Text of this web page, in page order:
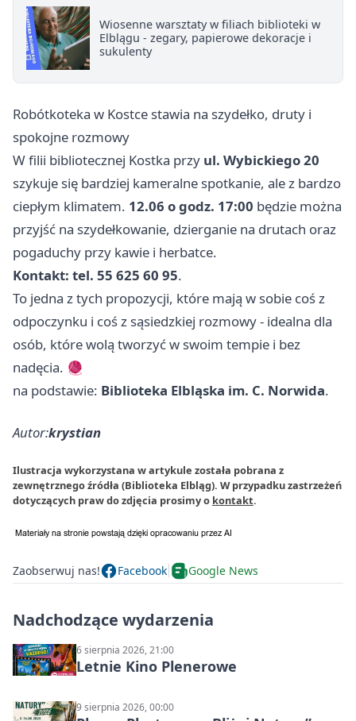
Wiosenne warsztaty w filiach biblioteki w
Elblągu - zegary, papierowe dekoracje i
sukulenty
Robótkoteka w Kostce stawia na szydełko, druty i
spokojne rozmowy
W filii bibliotecznej Kostka przy ul. Wybickiego 20
szykuje się bardziej kameralne spotkanie, ale z bardzo
ciepłym klimatem. 12.06 o godz. 17:00 będzie można
przyjść na szydełkowanie, dzierganie na drutach oraz
pogaduchy przy kawie i herbatce.
Kontakt: tel. 55 625 60 95.
To jedna z tych propozycji, które mają w sobie coś z
odpoczynku i coś z sąsiedzkiej rozmowy - idealna dla
osób, które wolą tworzyć w swoim tempie i bez
nadęcia. 🧶
na podstawie: Biblioteka Elbląska im. C. Norwida.
Autor:krystian
Ilustracja wykorzystana w artykule została pobrana z
zewnętrznego źródła (Biblioteka Elbląg). W przypadku zastrzeżeń
dotyczących praw do zdjęcia prosimy o kontakt.
Zaobserwuj nas! Facebook Google News
Nadchodzące wydarzenia
6 sierpnia 2026, 21:00
Letnie Kino Plenerowe
9 sierpnia 2026, 00:00